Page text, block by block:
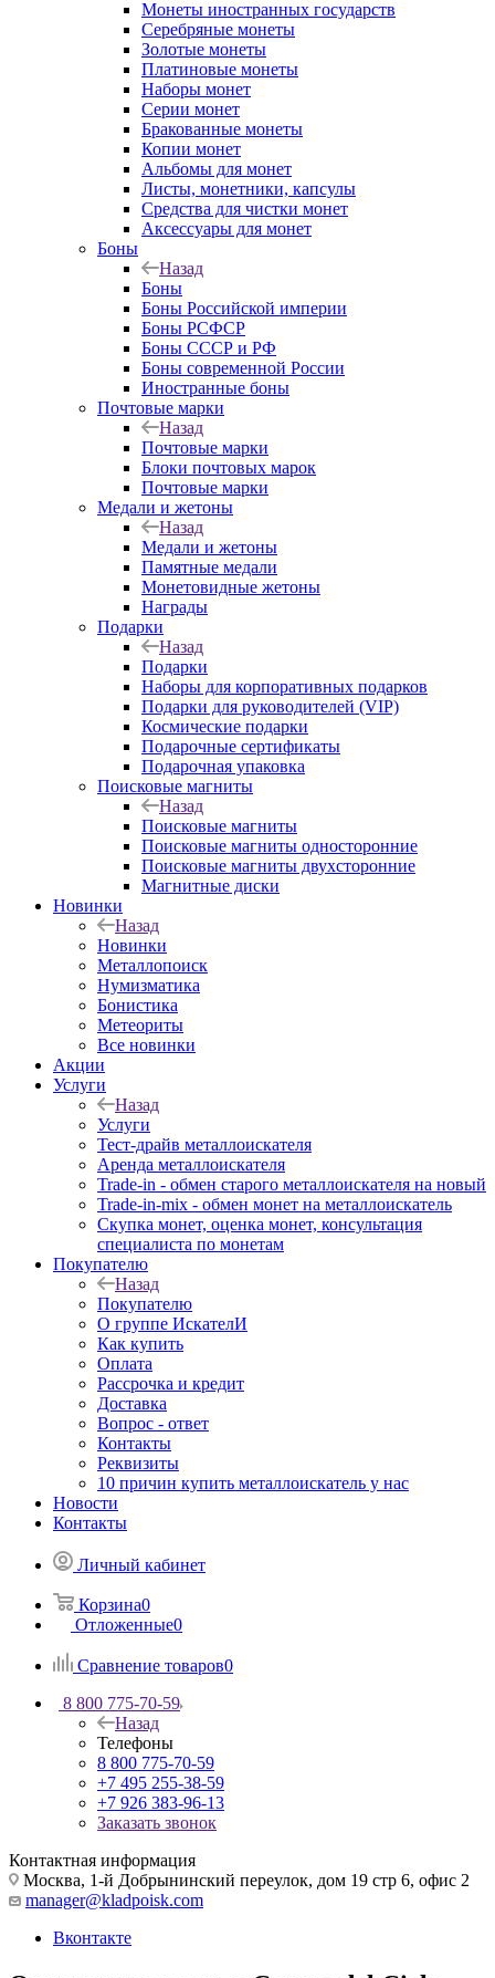
Монеты иностранных государств
Серебряные монеты
Золотые монеты
Платиновые монеты
Наборы монет
Серии монет
Бракованные монеты
Копии монет
Альбомы для монет
Листы, монетники, капсулы
Средства для чистки монет
Аксессуары для монет
Боны
Назад
Боны
Боны Российской империи
Боны РСФСР
Боны СССР и РФ
Боны современной России
Иностранные боны
Почтовые марки
Назад
Почтовые марки
Блоки почтовых марок
Почтовые марки
Медали и жетоны
Назад
Медали и жетоны
Памятные медали
Монетовидные жетоны
Награды
Подарки
Назад
Подарки
Наборы для корпоративных подарков
Подарки для руководителей (VIP)
Космические подарки
Подарочные сертификаты
Подарочная упаковка
Поисковые магниты
Назад
Поисковые магниты
Поисковые магниты односторонние
Поисковые магниты двухсторонние
Магнитные диски
Новинки
Назад
Новинки
Металлопоиск
Нумизматика
Бонистика
Метеориты
Все новинки
Акции
Услуги
Назад
Услуги
Тест-драйв металлоискателя
Аренда металлоискателя
Trade-in - обмен старого металлоискателя на новый
Trade-in-mix - обмен монет на металлоискатель
Скупка монет, оценка монет, консультация
специалиста по монетам
Покупателю
Назад
Покупателю
О группе ИскателИ
Как купить
Оплата
Рассрочка и кредит
Доставка
Вопрос - ответ
Контакты
Реквизиты
10 причин купить металлоискатель у нас
Новости
Контакты
Личный кабинет
Корзина0
Отложенные0
Сравнение товаров0
8 800 775-70-59
Назад
Телефоны
8 800 775-70-59
+7 495 255-38-59
+7 926 383-96-13
Заказать звонок
Контактная информация
Москва, 1-й Добрынинский переулок, дом 19 стр 6, офис 2
manager@kladpoisk.com
Вконтакте